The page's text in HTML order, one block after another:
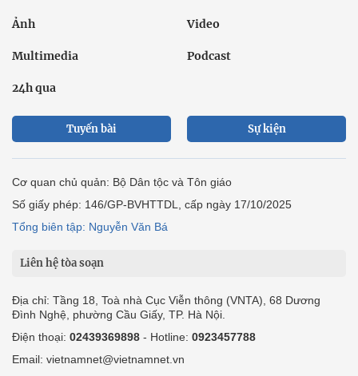
Ảnh Video
Multimedia Podcast
24h qua
Tuyến bài Sự kiện
Cơ quan chủ quản: Bộ Dân tộc và Tôn giáo
Số giấy phép: 146/GP-BVHTTDL, cấp ngày 17/10/2025
Tổng biên tập: Nguyễn Văn Bá
Liên hệ tòa soạn
Địa chỉ: Tầng 18, Toà nhà Cục Viễn thông (VNTA), 68 Dương
Đình Nghệ, phường Cầu Giấy, TP. Hà Nội.
Điện thoại: 02439369898 - Hotline: 0923457788
Email: vietnamnet@vietnamnet.vn